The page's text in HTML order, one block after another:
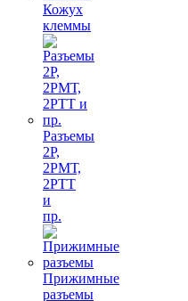
Кожух
клеммы
Разъемы
2Р,
2РМТ,
2РТТ
и
пр.
Прижимные
разъемы